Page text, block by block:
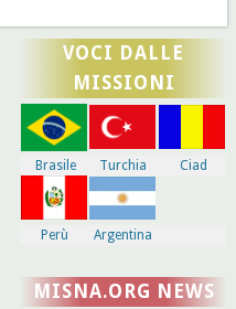
VOCI DALLE
MISSIONI
Brasile Turchia Ciad
Perù Argentina
MISNA.ORG NEWS